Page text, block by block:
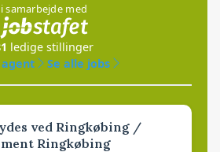
i samarbejde med
ledige stillinger
Se alle jobs
ved Ringkøbing /
Ringkøbing